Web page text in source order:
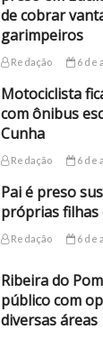
de cobrar
garimpeiros
Redação 6 de
Motociclista
com ônibus
Cunha
Redação 6 de
Pai é preso
próprias filhas
Redação 6 de
Ribeira do
público com
diversas áreas